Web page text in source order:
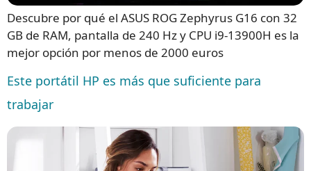
Descubre por qué el ASUS ROG Zephyrus G16 con 32
GB de RAM, pantalla de 240 Hz y CPU i9-13900H es la
mejor opción por menos de 2000 euros
Este portátil HP es más que suficiente para
trabajar